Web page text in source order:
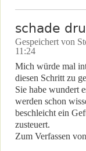
schade
Gespeichert von
11:24
Mich würde mal
diesen Schritt zu
Sie habe wundert
werden schon
beschleicht ein
zusteuert.
Zum Verfassen